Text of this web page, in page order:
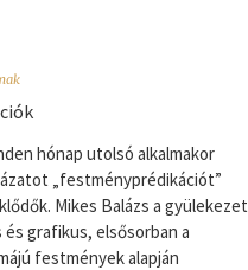
hónap utolsó alkalmakor
„festményprédikációt”
Mikes Balázs a gyülekezet
grafikus, elsősorban a
festmények alapján